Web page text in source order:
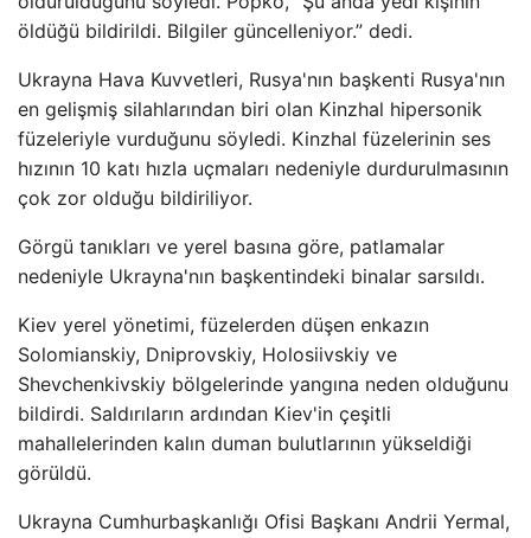
öldüğü bildirildi. Bilgiler güncelleniyor.” dedi.
Ukrayna Hava Kuvvetleri, Rusya'nın başkenti Rusya'nın
en gelişmiş silahlarından biri olan Kinzhal hipersonik
füzeleriyle vurduğunu söyledi. Kinzhal füzelerinin ses
hızının 10 katı hızla uçmaları nedeniyle durdurulmasının
çok zor olduğu bildiriliyor.
Görgü tanıkları ve yerel basına göre, patlamalar
nedeniyle Ukrayna'nın başkentindeki binalar sarsıldı.
Kiev yerel yönetimi, füzelerden düşen enkazın
Solomianskiy, Dniprovskiy, Holosiivskiy ve
Shevchenkivskiy bölgelerinde yangına neden olduğunu
bildirdi. Saldırıların ardından Kiev'in çeşitli
mahallelerinden kalın duman bulutlarının yükseldiği
görüldü.
Ukrayna Cumhurbaşkanlığı Ofisi Başkanı Andrii Yermal,